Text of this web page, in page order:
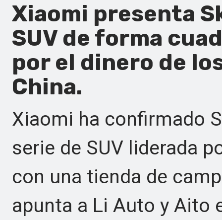
Xiaomi presenta
SUV de forma
por el dinero de
China.
Xiaomi ha confirmado
serie de SUV liderada
con una tienda de
apunta a Li Auto y Aito